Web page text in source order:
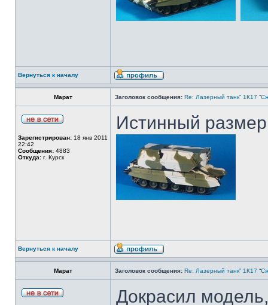
Вернуться к началу
Марат Заголовок сообщения: Re: Лазерный танк” 1К17
Зарегистрирован: 18 янв 2011
22:42
Сообщения: 4883
Откуда: г. Курск
Истинный
Вернуться к началу
Марат Заголовок сообщения: Re: Лазерный танк” 1К17
Докрасил